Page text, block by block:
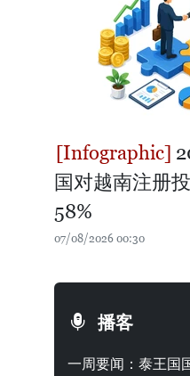
国对越南注册
58%
07/08/2026 00:30
播客
一周要闻：泰王国